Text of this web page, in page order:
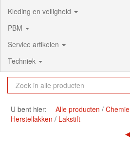
Kleding en veiligheid
PBM
Service artikelen
Techniek
U bent hier: Alle producten Chemie
Herstellakken
Lakstift